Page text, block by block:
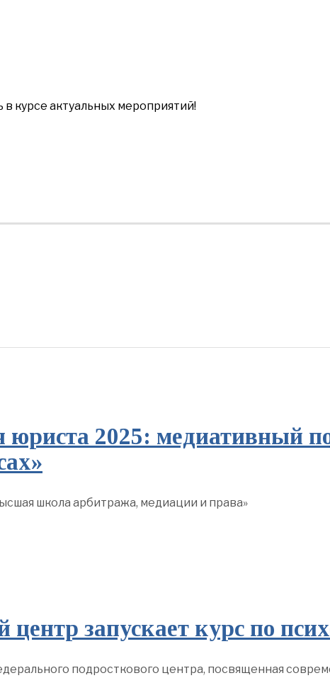
курсе актуальных мероприятий!
2025: медиативный
школа арбитража, медиации и права»
запускает курс по
подросткового центра, посвященная